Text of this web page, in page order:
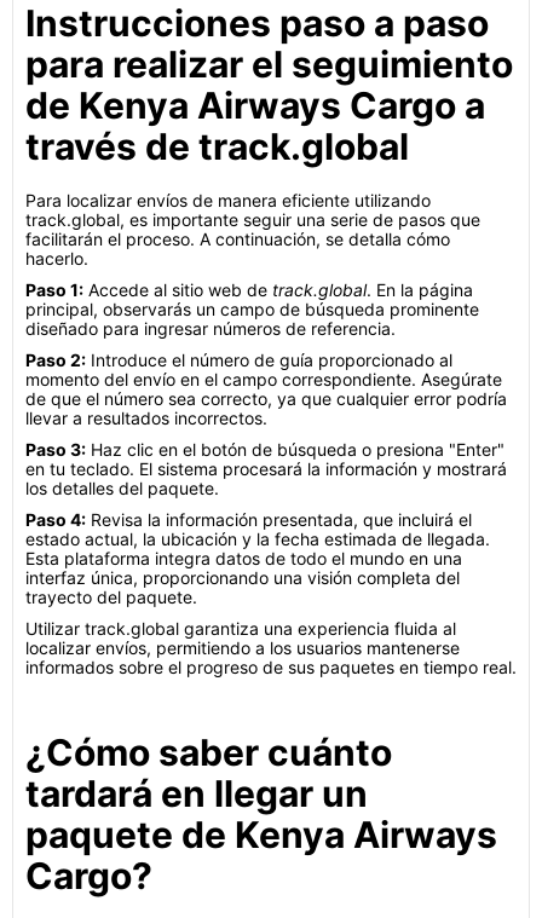
Instrucciones paso a paso
para realizar el seguimiento
de Kenya Airways Cargo a
través de track.global
Para localizar envíos de manera eficiente utilizando
track.global, es importante seguir una serie de pasos que
facilitarán el proceso. A continuación, se detalla cómo
hacerlo.
Paso 1: Accede al sitio web de track.global. En la página
principal, observarás un campo de búsqueda prominente
diseñado para ingresar números de referencia.
Paso 2: Introduce el número de guía proporcionado al
momento del envío en el campo correspondiente. Asegúrate
de que el número sea correcto, ya que cualquier error podría
llevar a resultados incorrectos.
Paso 3: Haz clic en el botón de búsqueda o presiona "Enter"
en tu teclado. El sistema procesará la información y mostrará
los detalles del paquete.
Paso 4: Revisa la información presentada, que incluirá el
estado actual, la ubicación y la fecha estimada de llegada.
Esta plataforma integra datos de todo el mundo en una
interfaz única, proporcionando una visión completa del
trayecto del paquete.
Utilizar track.global garantiza una experiencia fluida al
localizar envíos, permitiendo a los usuarios mantenerse
informados sobre el progreso de sus paquetes en tiempo real.
¿Cómo saber cuánto
tardará en llegar un
paquete de Kenya Airways
Cargo?